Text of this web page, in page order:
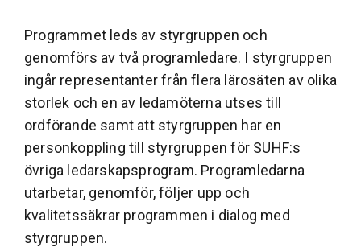
Programmet leds av styrgruppen och
genomförs av två programledare. I styrgruppen
ingår representanter från flera lärosäten av olika
storlek och en av ledamöterna utses till
ordförande samt att styrgruppen har en
personkoppling till styrgruppen för SUHF:s
övriga ledarskapsprogram. Programledarna
utarbetar, genomför, följer upp och
kvalitetssäkrar programmen i dialog med
styrgruppen.